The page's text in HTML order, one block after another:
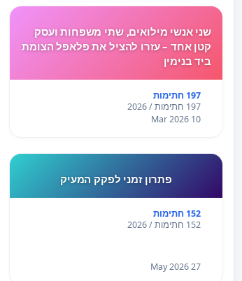
שני אנשי מילואים, שתי משפחות ועסק
קטן אחד – עזרו להציל את פלאפל הצומת
ביד בנימין
197 חתימות
197 חתימות / 2026
10 Mar 2026
פתרון זמני לפקק המעיק
152 חתימות
152 חתימות / 2026
27 May 2026